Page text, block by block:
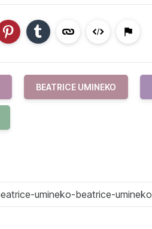
BEATRICE UMINEKO